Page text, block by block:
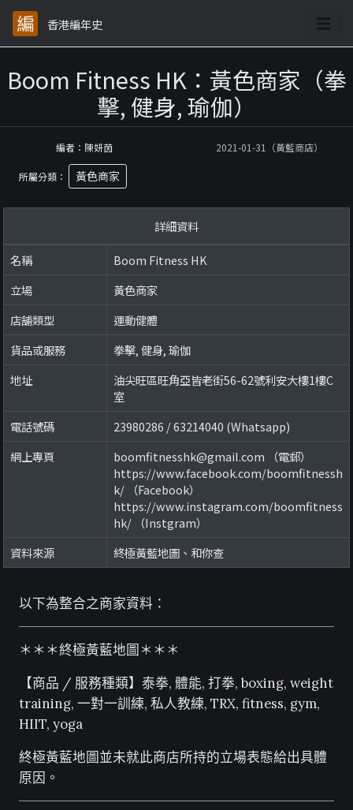
香港編年史
Boom Fitness HK：黃色商家（拳
擊, 健身, 瑜伽）
編者：陳妍茵 2021-01-31（黃藍商店）
所屬分類： 黃色商家
詳細資料
名稱
Boom Fitness HK
立場
黃色商家
店舖類型
運動健體
貨品或服務
拳擊, 健身, 瑜伽
地址
油尖旺區旺角亞皆老街56-62號利安大樓1樓C
室
電話號碼
23980286 / 63214040 (Whatsapp)
網上專頁
boomfitnesshk@gmail.com （電郵）
https://www.facebook.com/boomfitnessh
k/ （Facebook）
https://www.instagram.com/boomfitness
hk/ （Instgram）
資料來源
終極黃藍地圖、和你查
以下為整合之商家資料：
＊＊＊終極黃藍地圖＊＊＊
【商品 / 服務種類】泰拳, 體能, 打拳, boxing, weight
training, 一對一訓練, 私人教練, TRX, fitness, gym,
HIIT, yoga
終極黃藍地圖並未就此商店所持的立場表態給出具體
原因。